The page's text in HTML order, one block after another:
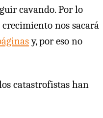
cavando. Por lo
nos sacará
y, por eso no
catastrofistas han